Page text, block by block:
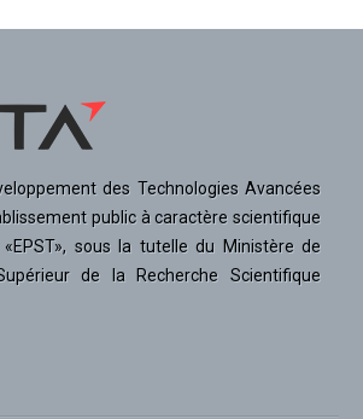
des Technologies Avancées
public à caractère scientifique
sous la tutelle du Ministère de
de la Recherche Scientifique